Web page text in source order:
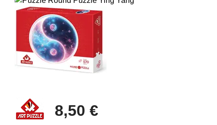
8,50 €